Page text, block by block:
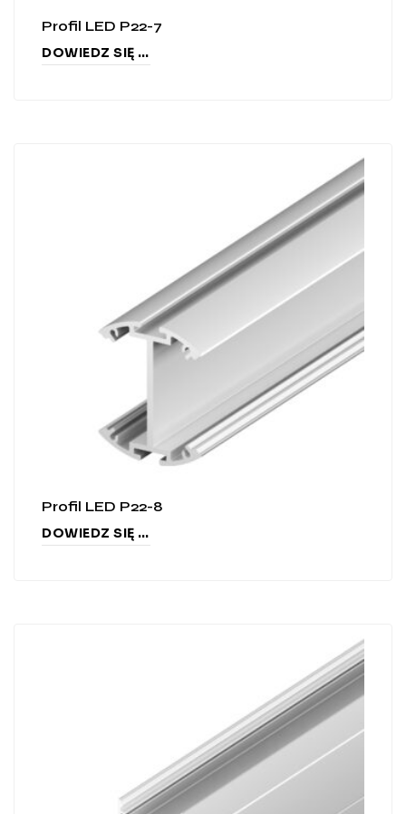
Profil LED P22-7
DOWIEDZ SIĘ WIĘCEJ
Profil LED P22-8
DOWIEDZ SIĘ WIĘCEJ